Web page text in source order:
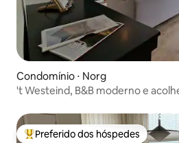
Condomínio ⋅ Norg
't Westeind, B&B moderno e
Entre os melhores preferidos dos
Preferido dos hóspedes